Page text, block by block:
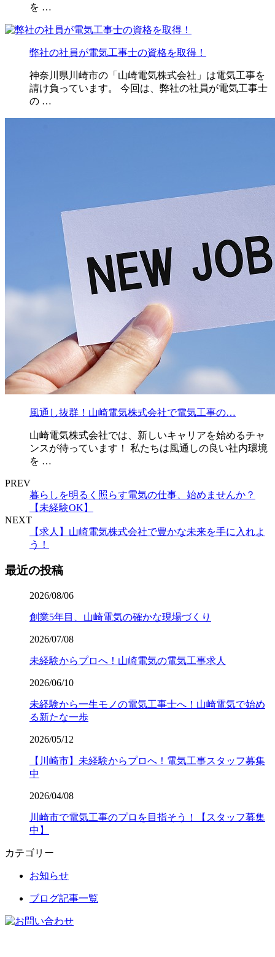
を …
弊社の社員が電気工事士の資格を取得！
神奈川県川崎市の「山崎電気株式会社」は電気工事を
請け負っています。 今回は、弊社の社員が電気工事士
の …
風通し抜群！山崎電気株式会社で電気工事の…
山崎電気株式会社では、新しいキャリアを始めるチャ
ンスが待っています！ 私たちは風通しの良い社内環境
を …
PREV
暮らしを明るく照らす電気の仕事、始めませんか？
【未経験OK】
NEXT
【求人】山崎電気株式会社で豊かな未来を手に入れよ
う！
最近の投稿
2026/08/06
創業5年目、山崎電気の確かな現場づくり
2026/07/08
未経験からプロへ！山崎電気の電気工事求人
2026/06/10
未経験から一生モノの電気工事士へ！山崎電気で始め
る新たな一歩
2026/05/12
【川崎市】未経験からプロへ！電気工事スタッフ募集
中
2026/04/08
川崎市で電気工事のプロを目指そう！【スタッフ募集
中】
カテゴリー
お知らせ
ブログ記事一覧